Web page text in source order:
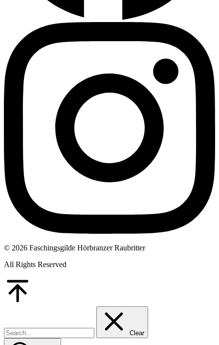
© 2026 Faschingsgilde Hörbranzer Raubritter
All Rights Reserved
Clear